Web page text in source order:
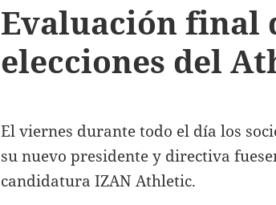
Evaluación final
elecciones del
El viernes durante todo el día los
su nuevo presidente y directiva
candidatura IZAN Athletic.